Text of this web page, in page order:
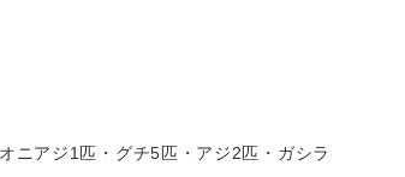
ニアジ1匹・グチ5匹・アジ2匹・ガシラ